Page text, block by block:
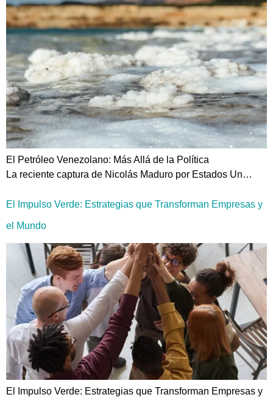
El Petróleo Venezolano: Más Allá de la Política
La reciente captura de Nicolás Maduro por Estados Un…
El Impulso Verde: Estrategias que Transforman Empresas y
el Mundo
El Impulso Verde: Estrategias que Transforman Empresas y